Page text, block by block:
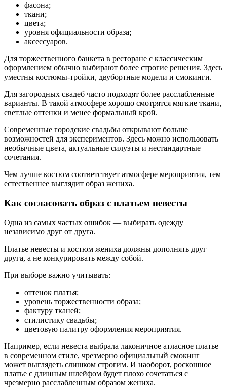
фасона;
ткани;
цвета;
уровня официальности образа;
аксессуаров.
Для торжественного банкета в ресторане с классическим
оформлением обычно выбирают более строгие решения. Здесь
уместны костюмы-тройки, двубортные модели и смокинги.
Для загородных свадеб часто подходят более расслабленные
варианты. В такой атмосфере хорошо смотрятся мягкие ткани,
светлые оттенки и менее формальный крой.
Современные городские свадьбы открывают больше
возможностей для экспериментов. Здесь можно использовать
необычные цвета, актуальные силуэты и нестандартные
сочетания.
Чем лучше костюм соответствует атмосфере мероприятия, тем
естественнее выглядит образ жениха.
Как согласовать образ с платьем невесты
Одна из самых частых ошибок — выбирать одежду
независимо друг от друга.
Платье невесты и костюм жениха должны дополнять друг
друга, а не конкурировать между собой.
При выборе важно учитывать:
оттенок платья;
уровень торжественности образа;
фактуру тканей;
стилистику свадьбы;
цветовую палитру оформления мероприятия.
Например, если невеста выбрала лаконичное атласное платье
в современном стиле, чрезмерно официальный смокинг
может выглядеть слишком строгим. И наоборот, роскошное
платье с длинным шлейфом будет плохо сочетаться с
чрезмерно расслабленным образом жениха.